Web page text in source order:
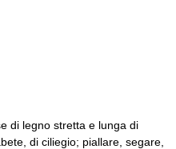
di legno stretta e lunga di
di ciliegio; piallare, segare,